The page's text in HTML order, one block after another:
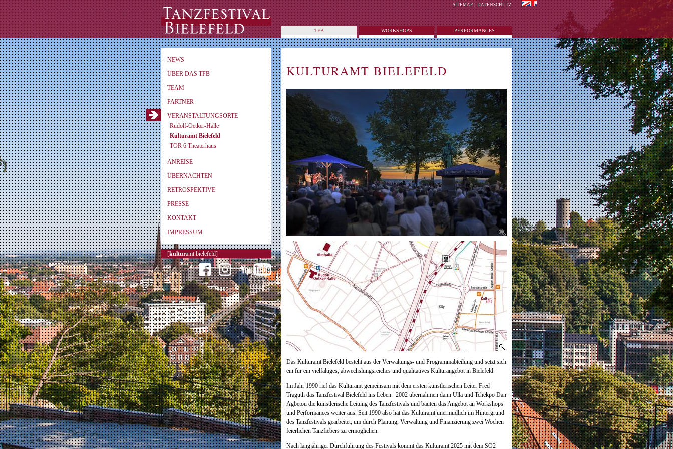
SITEMAP| DATENSCHUTZ
TFB WORKSHOPS PERFORMANCES
NEWS
ÜBER DAS TFB
TEAM
PARTNER
VERANSTALTUNGSORTE
Rudolf-Oetker-Halle
Kulturamt Bielefeld
TOR 6 Theaterhaus
ANREISE
ÜBERNACHTEN
RETROSPEKTIVE
PRESSE
KONTAKT
IMPRESSUM
[kulturamt bielefeld]
KULTURAMT BIELEFELD
Das Kulturamt Bielefeld besteht aus der Verwaltungs- und Programmabteilung und setzt sich
ein für ein vielfältiges, abwechslungsreiches und qualitatives Kulturangebot in Bielefeld.
Im Jahr 1990 rief das Kulturamt gemeinsam mit dem ersten künstlerischen Leiter Fred
Traguth das Tanzfestival Bielefeld ins Leben. 2002 übernahmen dann Ulla und Tchekpo Dan
Agbetou die künstlerische Leitung des Tanzfestivals und bauten das Angebot an Workshops
und Performances weiter aus. Seit 1990 also hat das Kulturamt unermüdlich im Hintergrund
des Tanzfestivals gearbeitet, um durch Planung, Verwaltung und Finanzierung zwei Wochen
feierlichen Tanzfiebers zu ermöglichen.
Nach langjähriger Durchführung des Festivals kommt das Kulturamt 2025 mit dem SO2